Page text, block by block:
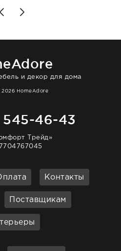
приборы -
следующий день к
Взаимодействием
и декор для дома
HomeAdore
46-43
Трейд»
Контакты
Поставщикам